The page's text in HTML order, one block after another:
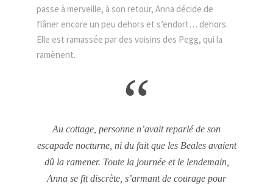
passe à merveille, à son retour, Anna décide de
flâner encore un peu dehors et s’endort… dehors.
Elle est ramassée par des voisins des Pegg, qui la
ramènent.
“
Au cottage, personne n’avait reparlé de son
escapade nocturne, ni du fait que les Beales avaient
dû la ramener. Toute la journée et le lendemain,
Anna se fit discrète, s’armant de courage pour